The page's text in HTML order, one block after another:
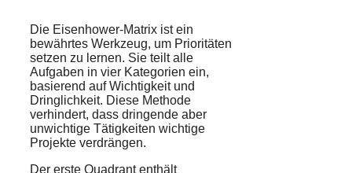
Die Eisenhower-Matrix ist ein
bewährtes Werkzeug, um Prioritäten
setzen zu lernen. Sie teilt alle
Aufgaben in vier Kategorien ein,
basierend auf Wichtigkeit und
Dringlichkeit. Diese Methode
verhindert, dass dringende aber
unwichtige Tätigkeiten wichtige
Projekte verdrängen.
Der erste Quadrant enthält